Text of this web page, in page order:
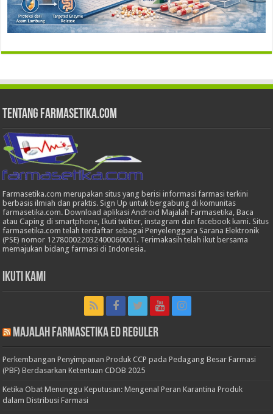
Tentang Farmasetika.com
Farmasetika.com merupakan situs yang berisi informasi farmasi terkini
berbasis ilmiah dan praktis. Sign Up untuk bergabung di komunitas
farmasetika.com. Download aplikasi Android Majalah Farmasetika, Baca
atau Caping di smartphone, Ikuti twitter, instagram dan facebook kami. Situs
farmasetika.com telah terdaftar sebagai Penyelenggara Sarana Elektronik
(PSE) nomor 127800022032400060001. Terimakasih telah ikut bersama
memajukan bidang farmasi di Indonesia.
Ikuti Kami
Majalah Farmasetika Ed Reguler
Perkembangan Penyimpanan Produk CCP pada Pedagang Besar Farmasi
(PBF) Berdasarkan Ketentuan CDOB 2025
Ketika Obat Menunggu Keputusan: Mengenal Peran Karantina Produk
dalam Distribusi Farmasi